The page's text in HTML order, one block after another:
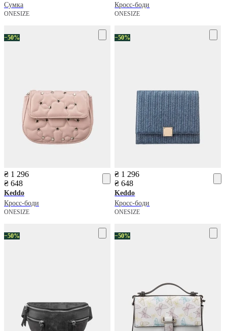
Сумка
ONESIZE
Кросс-боди
ONESIZE
−50%
₴ 1 296
₴ 648
Keddo
Кросс-боди
ONESIZE
−50%
₴ 1 296
₴ 648
Keddo
Кросс-боди
ONESIZE
−50% −50%